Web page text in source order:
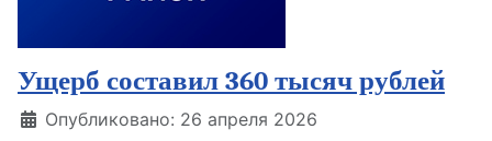
Ущерб составил 360 тысяч рублей
Информация о материале
Опубликовано: 26 апреля 2026